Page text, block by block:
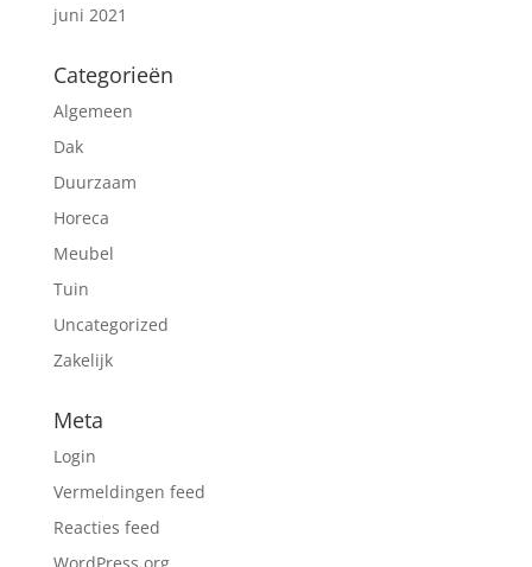
juni 2021
Categorieën
Algemeen
Dak
Duurzaam
Horeca
Meubel
Tuin
Uncategorized
Zakelijk
Meta
Login
Vermeldingen feed
Reacties feed
WordPress.org